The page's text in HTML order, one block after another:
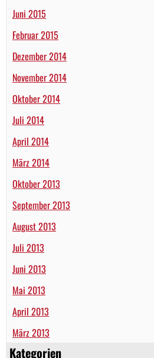
Juni 2015
Februar 2015
Dezember 2014
November 2014
Oktober 2014
Juli 2014
April 2014
März 2014
Oktober 2013
September 2013
August 2013
Juli 2013
Juni 2013
Mai 2013
April 2013
März 2013
Kategorien